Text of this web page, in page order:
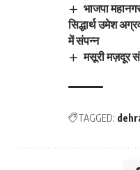
भाजपा
सिद्धार्थ उमेश
में संपन्न
मसूरी मज़दूर
TAGGED: